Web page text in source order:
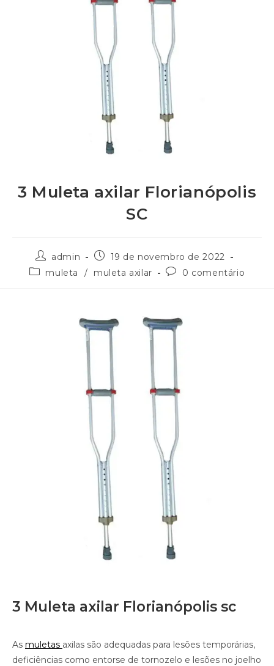
3 Muleta axilar Florianópolis
SC
admin
19 de novembro de 2022
muleta
/ muleta axilar 0 comentário
3 Muleta axilar Florianópolis sc
As muletas axilas são adequadas para lesões temporárias,
deficiências como entorse de tornozelo e lesões no joelho